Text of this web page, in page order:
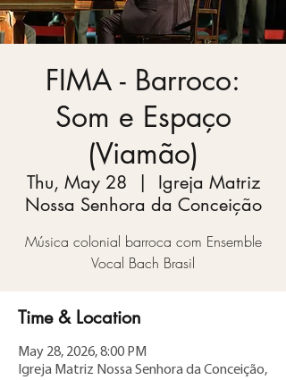
FIMA - Barroco:
Som e Espaço
(Viamão)
Thu, May 28
  |
Igreja Matriz
Nossa Senhora da Conceição
Música colonial barroca com Ensemble
Vocal Bach Brasil
Time & Location
May 28, 2026, 8:00 PM
Igreja Matriz Nossa Senhora da Conceição,